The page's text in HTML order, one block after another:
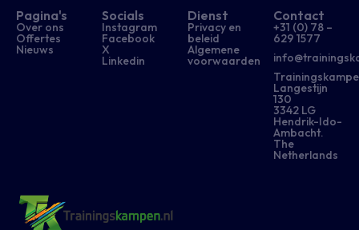
Pagina's
Over ons
Offertes
Nieuws
Socials
Instagram
Facebook
X
Linkedin
Dienst
Privacy en
beleid
Algemene
voorwaarden
Contact
+31 (0) 78 –
629 1577​
Langestijn
130
3342 LG
Hendrik-Ido-
Ambacht.
The
Netherlands